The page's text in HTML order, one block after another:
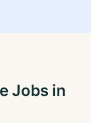
Jobs in